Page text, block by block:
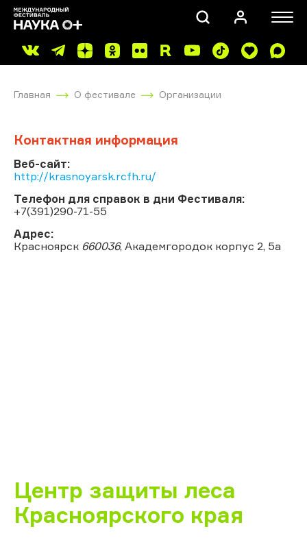
Главная О фестивале Организации
Контактная информация
Веб-сайт:
http://krasnoyarsk.rcfh.ru/
Телефон для справок в дни Фестиваля:
+7(391)290-71-55
Адрес:
Красноярск 660036, Академгородок корпус 2, 5а
Центр защиты леса
Красноярского края